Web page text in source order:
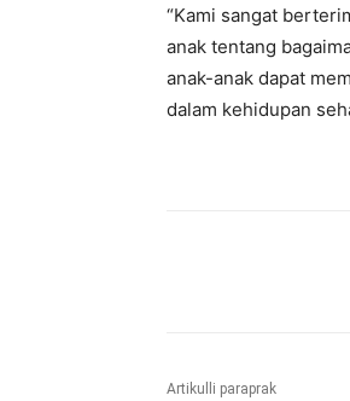
“Kami sangat
anak tentang
anak-anak dapat
dalam kehidupan
Artikulli paraprak